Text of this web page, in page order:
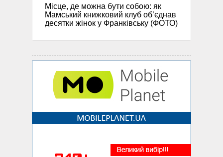
Місце, де можна бути собою: як
Мамський книжковий клуб об’єднав
десятки жінок у Франківську (ФОТО)